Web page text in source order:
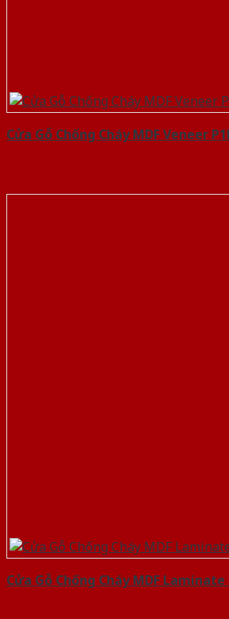
Cửa Gỗ Chống Cháy MDF Veneer
Cửa Gỗ Chống Cháy MDF Laminate